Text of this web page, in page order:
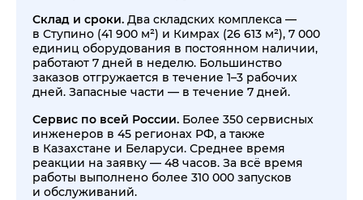
Склад и сроки. Два складских комплекса —
в Ступино (41 900 м²) и Кимрах (26 613 м²), 7 000
единиц оборудования в постоянном наличии,
работают 7 дней в неделю. Большинство
заказов отгружается в течение 1–3 рабочих
дней. Запасные части — в течение 7 дней.
Сервис по всей России. Более 350 сервисных
инженеров в 45 регионах РФ, а также
в Казахстане и Беларуси. Среднее время
реакции на заявку — 48 часов. За всё время
работы выполнено более 310 000 запусков
и обслуживаний.